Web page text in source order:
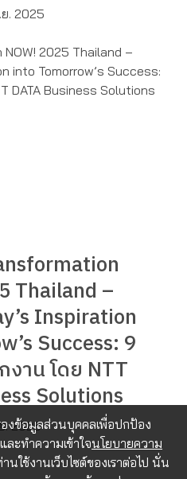
. 2025
Thailand –
Inspiration
Success: 9
งาน โดย NTT
Solutions
. 2025
งข้อมูลส่วนบุคคลเพื่อปกป้อง
ะทำความเข้าใจนโยบายความ
นใช้งานเว็บไซต์ของเราต่อไป นั่น